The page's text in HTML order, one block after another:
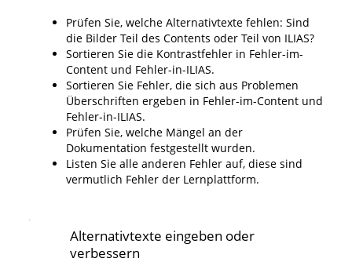
Prüfen Sie, welche Alternativtexte fehlen: Sind
die Bilder Teil des Contents oder Teil von ILIAS?
Sortieren Sie die Kontrastfehler in Fehler-im-
Content und Fehler-in-ILIAS.
Sortieren Sie Fehler, die sich aus Problemen
Überschriften ergeben in Fehler-im-Content und
Fehler-in-ILIAS.
Prüfen Sie, welche Mängel an der
Dokumentation festgestellt wurden.
Listen Sie alle anderen Fehler auf, diese sind
vermutlich Fehler der Lernplattform.
Alternativtexte eingeben oder
verbessern